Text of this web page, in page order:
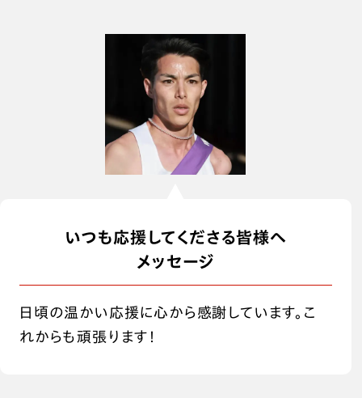
いつも応援してくださる皆様へ
メッセージ
日頃の温かい応援に心から感謝しています。こ
れからも頑張ります！